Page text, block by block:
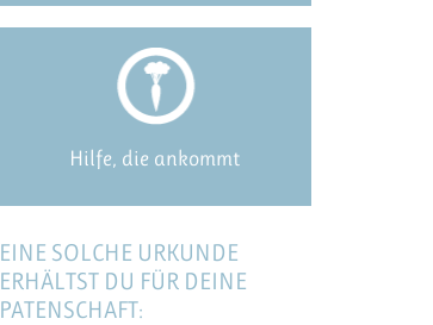
Hilfe, die ankommt
EINE SOLCHE URKUNDE
ERHÄLTST DU FÜR DEINE
PATENSCHAFT: